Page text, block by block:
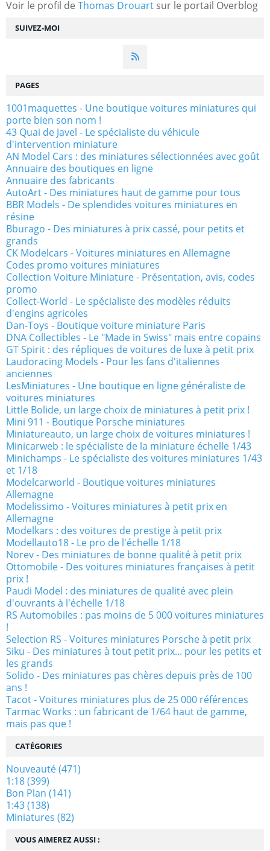
SUIVEZ-MOI
Voir le profil de Thomas Drouart sur le portail Overblog
VOUS AIMEREZ AUSSI :
PAGES
1001maquettes - Une boutique voitures miniatures qui
porte bien son nom !
43 Quai de Javel - Le spécialiste du véhicule
d'intervention miniature
AN Model Cars : des miniatures sélectionnées avec goût
Annuaire des boutiques en ligne
Annuaire des fabricants
AutoArt - Des miniatures haut de gamme pour tous
BBR Models - De splendides voitures miniatures en
résine
Bburago - Des miniatures à prix cassé, pour petits et
grands
CK Modelcars - Voitures miniatures en Allemagne
Codes promo voitures miniatures
Collection Voiture Miniature - Présentation, avis, codes
promo
Collect-World - Le spécialiste des modèles réduits
d'engins agricoles
Dan-Toys - Boutique voiture miniature Paris
DNA Collectibles - Le "Made in Swiss" mais entre copains
GT Spirit : des répliques de voitures de luxe à petit prix
Laudoracing Models - Pour les fans d'italiennes
anciennes
LesMiniatures - Une boutique en ligne généraliste de
voitures miniatures
Little Bolide, un large choix de miniatures à petit prix !
Mini 911 - Boutique Porsche miniatures
Miniatureauto, un large choix de voitures miniatures !
Minicarweb : le spécialiste de la miniature échelle 1/43
Minichamps - Le spécialiste des voitures miniatures 1/43
et 1/18
Modelcarworld - Boutique voitures miniatures
Allemagne
Modelissimo - Voitures miniatures à petit prix en
Allemagne
Modelkars : des voitures de prestige à petit prix
Modellauto18 - Le pro de l'échelle 1/18
Norev - Des miniatures de bonne qualité à petit prix
Ottomobile - Des voitures miniatures françaises à petit
prix !
Paudi Model : des miniatures de qualité avec plein
d'ouvrants à l'échelle 1/18
RS Automobiles : pas moins de 5 000 voitures miniatures
!
Selection RS - Voitures miniatures Porsche à petit prix
Siku - Des miniatures à tout petit prix... pour les petits et
les grands
Solido - Des miniatures pas chères depuis près de 100
ans !
Tacot - Voitures miniatures plus de 25 000 références
Tarmac Works : un fabricant de 1/64 haut de gamme,
mais pas que !
CATÉGORIES
Nouveauté(471)
1:18(399)
Bon Plan (141)
1:43(138)
Miniatures (82)